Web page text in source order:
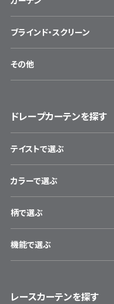
ブラインド・スクリーン
その他
ドレープカーテンを探す
テイストで選ぶ
カラーで選ぶ
柄で選ぶ
機能で選ぶ
レースカーテンを探す